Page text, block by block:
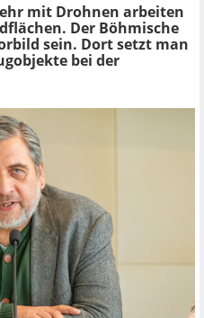
mit Drohnen arbeiten
Der Böhmische
sein. Dort setzt man
bei der